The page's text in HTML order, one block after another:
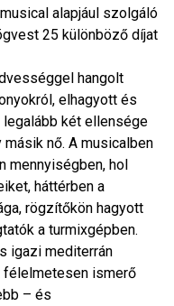
alapjául szolgáló
25 különböző díjat
hangolt
elhagyott és
két ellensége
másik nő. A musicalben
mennyiségben, hol
háttérben a
rögzítőkön hagyott
a turmixgépben.
igazi mediterrán
félelmetesen ismerő
– és